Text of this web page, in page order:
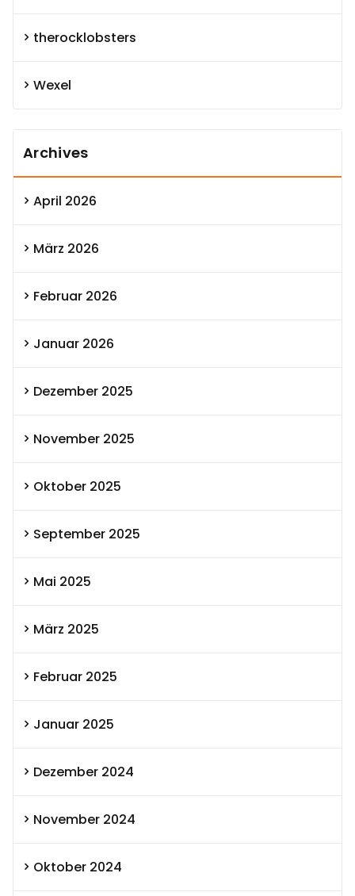
therocklobsters
Wexel
Archives
April 2026
März 2026
Februar 2026
Januar 2026
Dezember 2025
November 2025
Oktober 2025
September 2025
Mai 2025
März 2025
Februar 2025
Januar 2025
Dezember 2024
November 2024
Oktober 2024